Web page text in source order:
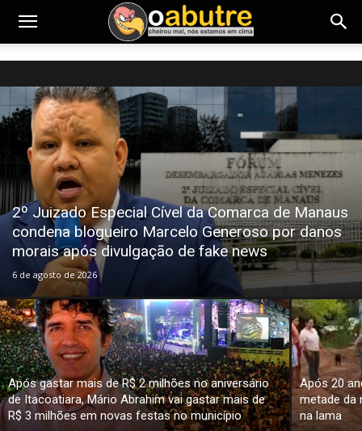
2º Juizado Especial Cível da Comarca de Manaus
condena blogueiro Marcelo Generoso por danos
morais após divulgação de fake news
6 de agosto de 2026
Após gastar mais de R$ 2 milhões no aniversário
de Itacoatiara, Mário Abrahim vai gastar mais de
R$ 3 milhões em novas festas no município
Após 20
metade da
na lama